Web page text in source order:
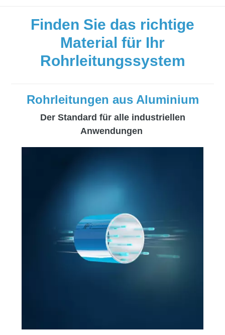
Finden Sie das richtige
Material für Ihr
Rohrleitungssystem
Rohrleitungen aus Aluminium
Der Standard für alle industriellen
Anwendungen